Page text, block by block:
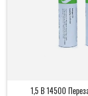
1,5 В 14500